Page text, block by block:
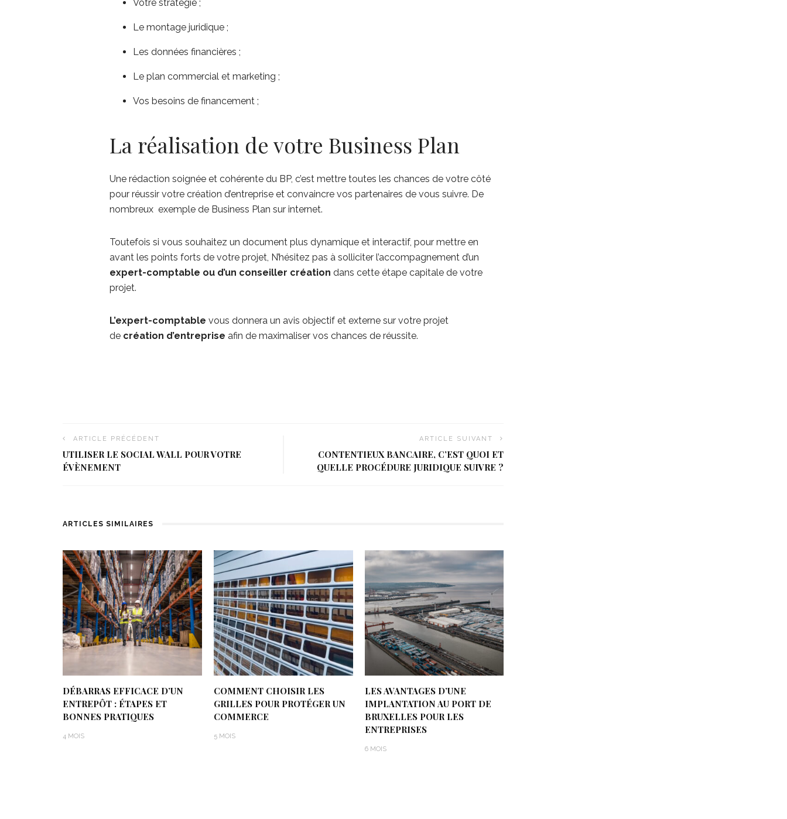
Votre stratégie ;
Le montage juridique ;
Les données financières ;
Le plan commercial et marketing ;
Vos besoins de financement ;
La réalisation de votre Business Plan
Une rédaction soignée et cohérente du BP, c’est mettre toutes les chances de votre côté
pour réussir votre création d’entreprise et convaincre vos partenaires de vous suivre. De
nombreux exemple de Business Plan sur internet.
Toutefois si vous souhaitez un document plus dynamique et interactif, pour mettre en
avant les points forts de votre projet, N’hésitez pas à solliciter l’accompagnement d’un
expert-comptable ou d’un conseiller création dans cette étape capitale de votre
projet.
L’expert-comptable vous donnera un avis objectif et externe sur votre projet
de création d’entreprise afin de maximaliser vos chances de réussite.
ARTICLE PRÉCÉDENT
UTILISER LE SOCIAL WALL POUR VOTRE
ÉVÈNEMENT
ARTICLE SUIVANT
CONTENTIEUX BANCAIRE, C’EST QUOI ET
QUELLE PROCÉDURE JURIDIQUE SUIVRE ?
ARTICLES SIMILAIRES
DÉBARRAS EFFICACE D’UN
ENTREPÔT : ÉTAPES ET
BONNES PRATIQUES
4 MOIS
COMMENT CHOISIR LES
GRILLES POUR PROTÉGER UN
COMMERCE
5 MOIS
LES AVANTAGES D’UNE
IMPLANTATION AU PORT DE
BRUXELLES POUR LES
ENTREPRISES
6 MOIS